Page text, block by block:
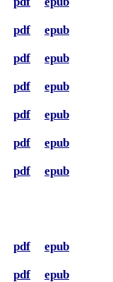
pdf epub
pdf epub
pdf epub
pdf epub
pdf epub
pdf epub
pdf epub
pdf epub